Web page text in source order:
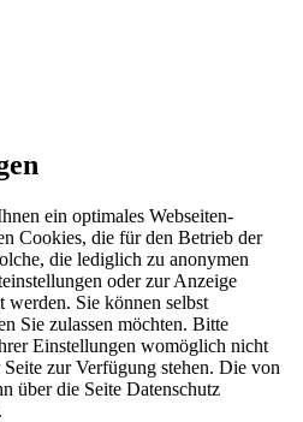
ein optimales Webseiten-
Cookies, die für den Betrieb der
die lediglich zu anonymen
oder zur Anzeige
werden. Sie können selbst
Sie zulassen möchten. Bitte
Einstellungen womöglich nicht
zur Verfügung stehen. Die von
über die Seite Datenschutz